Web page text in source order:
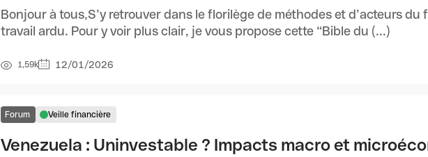
Bonjour à tous,S’y retrouver dans le florilège de méthodes et d’acteurs
travail ardu. Pour y voir plus clair, je vous propose cette “Bible du (...)
1,59k 12/01/2026
Forum Veille financière
Venezuela : Uninvestable ? Impacts macro et